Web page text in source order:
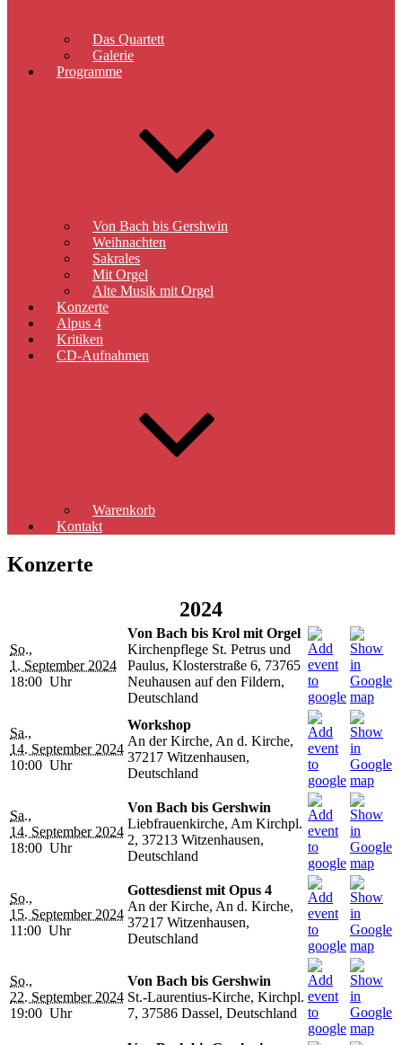
Das Quartett
Galerie
Programme
Von Bach bis Gershwin
Weihnachten
Sakrales
Mit Orgel
Alte Musik mit Orgel
Konzerte
Alpus 4
Kritiken
CD-Aufnahmen
Warenkorb
Kontakt
Konzerte
2024
So.,
1. September 2024
18:00 Uhr
Von Bach bis Krol mit Orgel
Kirchenpflege St. Petrus und
Paulus, Klosterstraße 6, 73765
Neuhausen auf den Fildern,
Deutschland
Sa.,
14. September 2024
10:00 Uhr
Workshop
An der Kirche, An d. Kirche,
37217 Witzenhausen,
Deutschland
Sa.,
14. September 2024
18:00 Uhr
Von Bach bis Gershwin
Liebfrauenkirche, Am Kirchpl.
2, 37213 Witzenhausen,
Deutschland
So.,
15. September 2024
11:00 Uhr
Gottesdienst mit Opus 4
An der Kirche, An d. Kirche,
37217 Witzenhausen,
Deutschland
So.,
22. September 2024
19:00 Uhr
Von Bach bis Gershwin
St.-Laurentius-Kirche, Kirchpl.
7, 37586 Dassel, Deutschland